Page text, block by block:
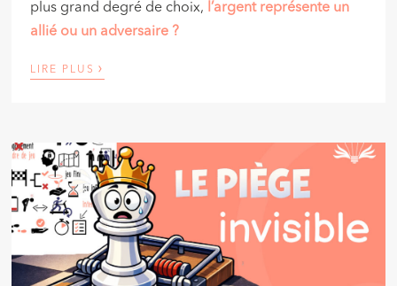
plus grand degré de choix, l’argent représente un
allié ou un adversaire ?
LIRE PLUS ›